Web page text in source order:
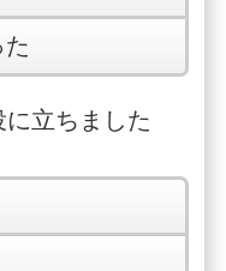
立ちました